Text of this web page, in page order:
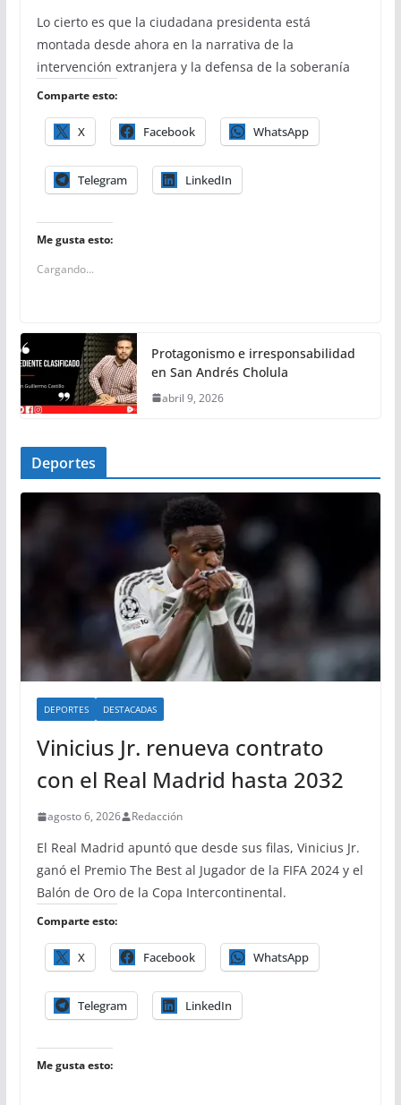
Lo cierto es que la ciudadana presidenta está
montada desde ahora en la narrativa de la
intervención extranjera y la defensa de la soberanía
Comparte esto:
X Facebook WhatsApp
Telegram LinkedIn
Me gusta esto:
Cargando...
Protagonismo e irresponsabilidad
en San Andrés Cholula
abril 9, 2026
Deportes
DEPORTES DESTACADAS
Vinicius Jr. renueva contrato
con el Real Madrid hasta 2032
agosto 6, 2026 Redacción
El Real Madrid apuntó que desde sus filas, Vinicius Jr.
ganó el Premio The Best al Jugador de la FIFA 2024 y el
Balón de Oro de la Copa Intercontinental.
Comparte esto:
X Facebook WhatsApp
Telegram LinkedIn
Me gusta esto: